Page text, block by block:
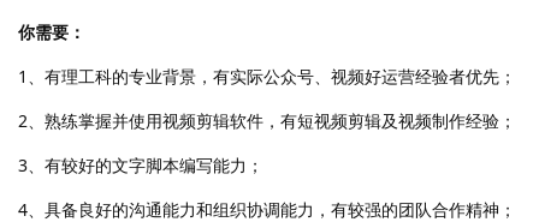
你需要：
1、有理工科的专业背景，有实际公众号、视频好运营经验者优先；
2、熟练掌握并使用视频剪辑软件，有短视频剪辑及视频制作经验；
3、有较好的文字脚本编写能力；
4、具备良好的沟通能力和组织协调能力，有较强的团队合作精神；